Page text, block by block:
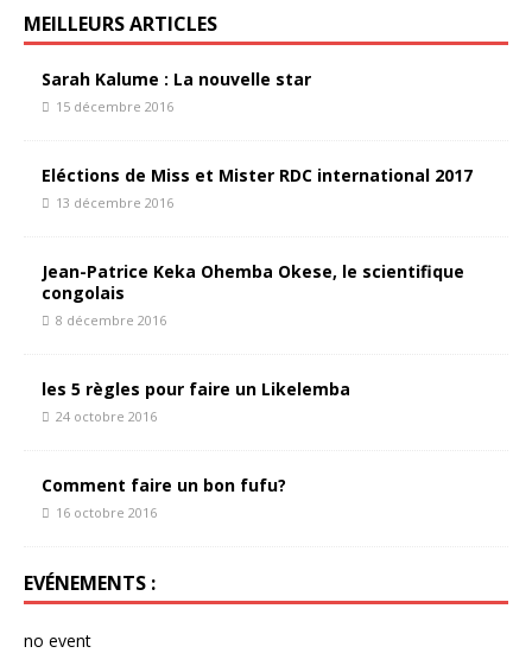
MEILLEURS ARTICLES
Sarah Kalume : La nouvelle star
15 décembre 2016
Eléctions de Miss et Mister RDC international 2017
13 décembre 2016
Jean-Patrice Keka Ohemba Okese, le scientifique
congolais
8 décembre 2016
les 5 règles pour faire un Likelemba
24 octobre 2016
Comment faire un bon fufu?
16 octobre 2016
EVÉNEMENTS :
no event